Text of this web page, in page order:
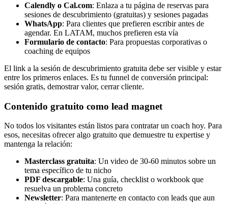
Calendly o Cal.com: Enlaza a tu página de reservas para
sesiones de descubrimiento (gratuitas) y sesiones pagadas
WhatsApp: Para clientes que prefieren escribir antes de
agendar. En LATAM, muchos prefieren esta vía
Formulario de contacto: Para propuestas corporativas o
coaching de equipos
El link a la sesión de descubrimiento gratuita debe ser visible y estar
entre los primeros enlaces. Es tu funnel de conversión principal:
sesión gratis, demostrar valor, cerrar cliente.
Contenido gratuito como lead magnet
No todos los visitantes están listos para contratar un coach hoy. Para
esos, necesitas ofrecer algo gratuito que demuestre tu expertise y
mantenga la relación:
Masterclass gratuita: Un video de 30-60 minutos sobre un
tema específico de tu nicho
PDF descargable: Una guía, checklist o workbook que
resuelva un problema concreto
Newsletter: Para mantenerte en contacto con leads que aun